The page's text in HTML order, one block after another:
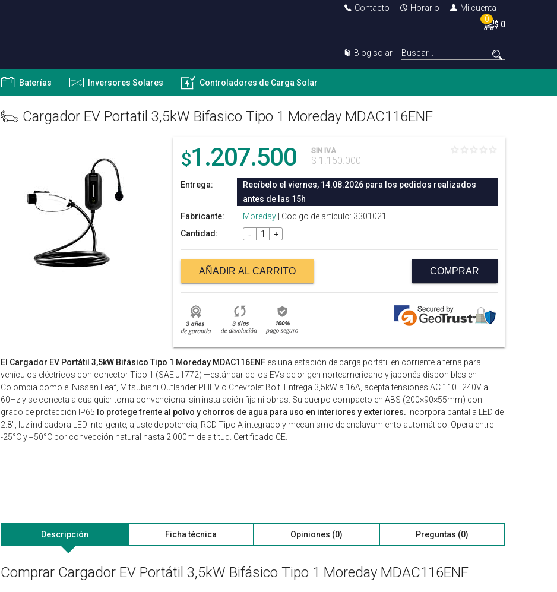
Contacto Horario
Mi cuenta
0
$ 0
Blog solar
Baterías Inversores Solares Controladores de Carga Solar
Cargador EV Portatil 3,5kW Bifasico Tipo 1 Moreday MDAC116ENF
$1.207.500 SIN IVA
$ 1.150.000
Entrega:
Recíbelo el viernes, 14.08.2026 para los pedidos realizados
antes de las 15h
Fabricante:
Moreday | Codigo de artículo: 3301021
Cantidad:
- +
AÑADIR AL CARRITO COMPRAR
El Cargador EV Portátil 3,5kW Bifásico Tipo 1 Moreday MDAC116ENF es una estación de carga portátil en corriente alterna para
vehículos eléctricos con conector Tipo 1 (SAE J1772) —estándar de los EVs de origen norteamericano y japonés disponibles en
Colombia como el Nissan Leaf, Mitsubishi Outlander PHEV o Chevrolet Bolt. Entrega 3,5kW a 16A, acepta tensiones AC 110–240V a
60Hz y se conecta a cualquier toma convencional sin instalación fija ni obras. Su cuerpo compacto en ABS (200×90×55mm) con
grado de protección IP65 lo protege frente al polvo y chorros de agua para uso en interiores y exteriores. Incorpora pantalla LED de
2.8", luz indicadora LED inteligente, ajuste de potencia, RCD Tipo A integrado y mecanismo de enclavamiento automático. Opera entre
-25°C y +50°C por convección natural hasta 2.000m de altitud. Certificado CE.
Descripción Ficha técnica Opiniones (0) Preguntas (0)
Comprar Cargador EV Portátil 3,5kW Bifásico Tipo 1 Moreday MDAC116ENF